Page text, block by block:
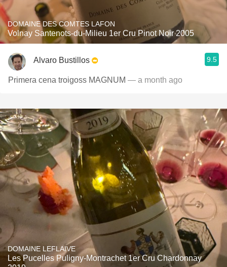
DOMAINE DES COMTES LAFON
Volnay Santenots-du-Milieu 1er Cru Pinot Noir 2005
Alvaro Bustillos 9.5
Primera cena troigoss MAGNUM — a month ago
DOMAINE LEFLAIVE
Les Pucelles Puligny-Montrachet 1er Cru Chardonnay